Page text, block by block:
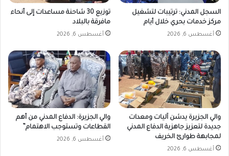
السجل المدني: ترتيبات لتشغيل
مركز خدمات بحري خلال أيام
أغسطس 6, 2026
توزيع 30 شاحنة مساعدات إلى أنحاء
مافرقة بالبلاد
أغسطس 6, 2026
والي الجزيرة يدشن آليات ومعدات
جديدة لتعزيز جاهزية الدفاع المدني
لمجابهة طوارئ الخريف
أغسطس 6, 2026
والي الجزيرة: الدفاع المدني من أهم
القطاعات وتستوجب الاهتمام”
أغسطس 6, 2026